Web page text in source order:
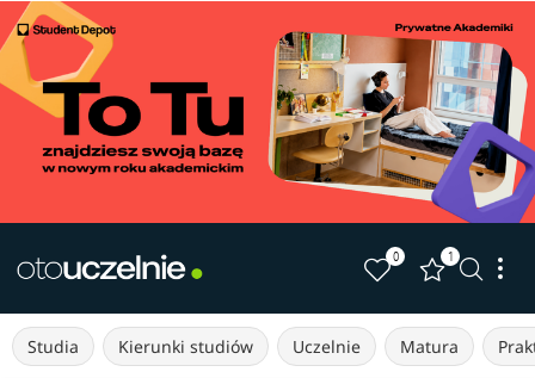
0 1
Studia Kierunki studiów Uczelnie Matura